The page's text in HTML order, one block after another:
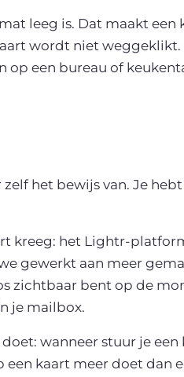
leeg is. Dat maakt
wordt niet
een bureau of
het bewijs van. Je
kreeg: het Lightr-
gewerkt aan meer
zichtbaar bent op de
je mailbox.
wanneer stuur je
kaart meer doet dan